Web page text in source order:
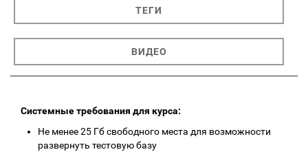
ТЕГИ
ВИДЕО
Системные требования для курса:
Не менее 25 Гб свободного места для возможности
развернуть тестовую базу